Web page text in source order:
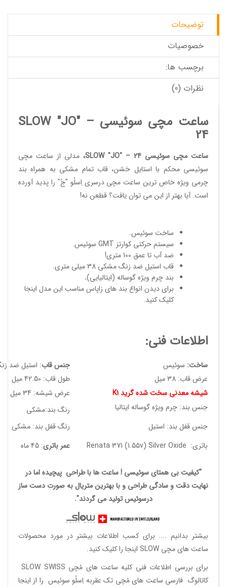
توضیحات
خصوصیات
برچسب ها:
نظرات (0)
ساعت مچی سوئیسی SLOW "JO" –
24
ساعت مچی سوئیسی SLOW "JO" – 24 ، مدلی از ساعت مچی
سوئیسی محکم با استایل خشن، قاب تمام مشکی به همراه بند
چرمی ویژه خاص ترین ساعت مچی درسری اِسلُو "جُ" را پدید آورده
است. آیا بهتر از این می توان یافت؟ قطعن نه!
ساخت سوئیس.
سیستم حرکتی کوارتز GMT سوئیس.
ضد آب تا عمق 100 متری!
قاب استیل ضد زنگ مشکی 38 میلی متری.
بند چرم ویژه گوساله (ایتالیایی).
برای دیدن انواع بند های زاپاس مناسب این مدل اینجا
کلیک کنید.
اطلاعات فنی:
ساخت: سوئیس جنس قاب: استیل ضد
عرض قاب: 38 میل
طول قاب: 42.50 میل
شیشه معدنی سخت شده گرید K1
عرض شیشه: 34 میل
جنس بند: چرم ویژه گوساله ایتالیا
رنگ بند:مشکی
جنس قفل بند: استیل
رنگ قفل بند: مشکی
باتری: Renata 371 (1.55v) Silver Oxide
عمر باتری: 45 ماه
"کیفیت بی همتای سوئیسی ! ساعت ها با طراحی پیچیده اما در
نهایت دقت و سادگی طراحی و با بهترین متریال به صورت دست ساز
درسوئیس تولید می گردند".
بیشتر بدانیم .... برای کسب اطلاعات بیشتر در مورد محصولات
ساعت های مچی SLOW اینجا را کلیک کنید.
برای بررسی اطلاعات فنی کلیه ساعت های مُچی SLOW SWISS
کاتالوگ فارسی ساعت های مُچی تک عقربه اِسلُو سوئیس را از اینجا